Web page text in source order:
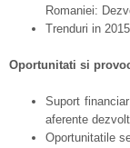
Romaniei:
Trenduri in
Oportunitati si
Suport
aferente
Oportunitatile